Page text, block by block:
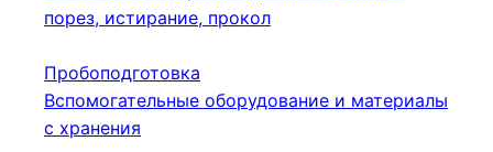
порез, истирание, прокол
Пробоподготовка
Вспомогательные оборудование и материалы
с хранения